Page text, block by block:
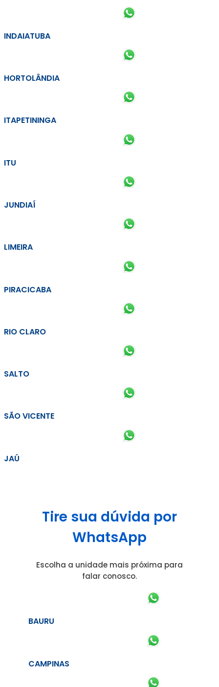
INDAIATUBA
HORTOLÂNDIA
ITAPETININGA
ITU
JUNDIAÍ
LIMEIRA
PIRACICABA
RIO CLARO
SALTO
SÃO VICENTE
JAÚ
Tire sua dúvida por
WhatsApp
Escolha a unidade mais próxima para
falar conosco.
BAURU
CAMPINAS